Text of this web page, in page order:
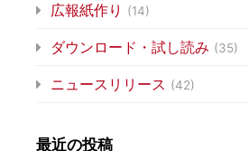
広報紙作り (14)
ダウンロード・試し読み (35)
ニュースリリース (42)
最近の投稿